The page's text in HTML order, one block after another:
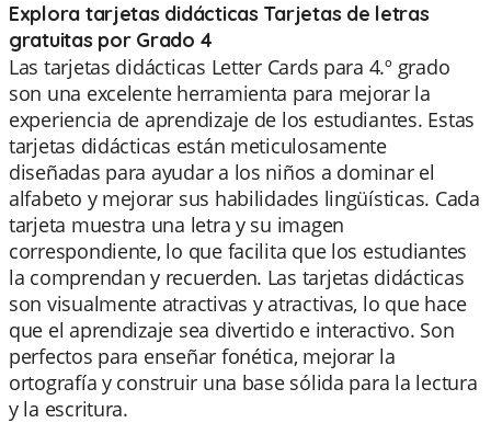
Explora tarjetas didácticas Tarjetas de letras
gratuitas por Grado 4
Las tarjetas didácticas Letter Cards para 4.º grado
son una excelente herramienta para mejorar la
experiencia de aprendizaje de los estudiantes. Estas
tarjetas didácticas están meticulosamente
diseñadas para ayudar a los niños a dominar el
alfabeto y mejorar sus habilidades lingüísticas. Cada
tarjeta muestra una letra y su imagen
correspondiente, lo que facilita que los estudiantes
la comprendan y recuerden. Las tarjetas didácticas
son visualmente atractivas y atractivas, lo que hace
que el aprendizaje sea divertido e interactivo. Son
perfectos para enseñar fonética, mejorar la
ortografía y construir una base sólida para la lectura
y la escritura.